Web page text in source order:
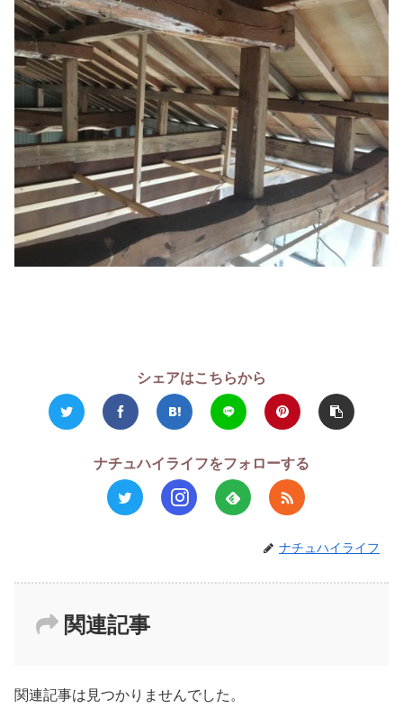
シェアはこちらから
ナチュハイライフをフォローする
ナチュハイライフ
関連記事
関連記事は見つかりませんでした。